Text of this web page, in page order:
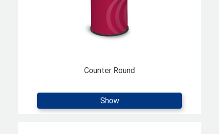
Counter Round
Show